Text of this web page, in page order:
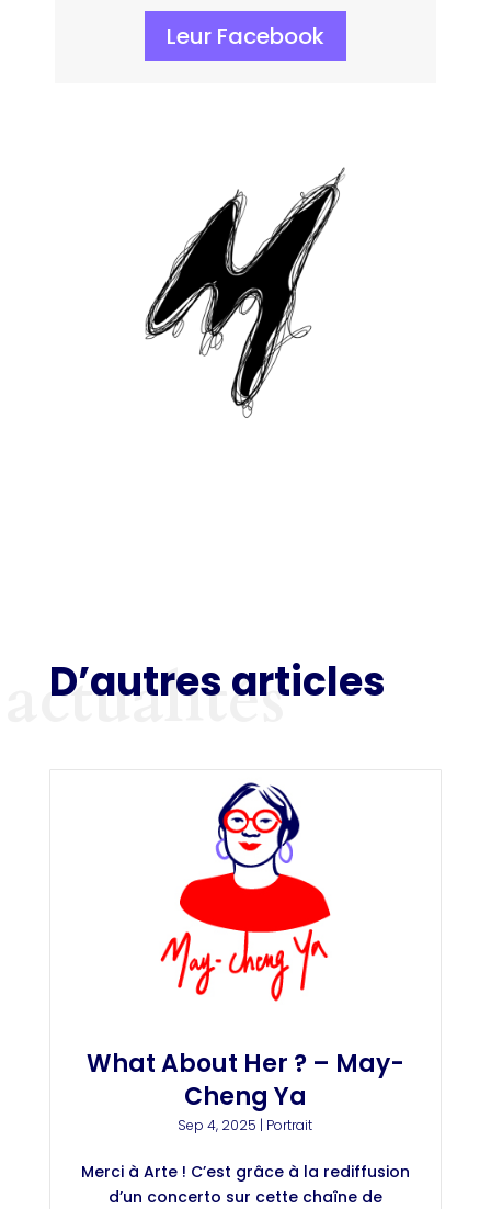
Leur Facebook
D’autres articles
actualités
What About Her ? – May-
Cheng Ya
Sep 4, 2025 | Portrait
Merci à Arte ! C’est grâce à la rediffusion
d’un concerto sur cette chaîne de